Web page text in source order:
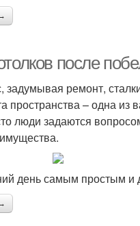
после
задумывая ремонт,
пространства – одна
люди задаются
день самым простым и